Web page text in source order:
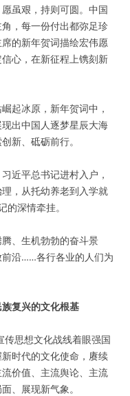
虽艰，持则可圆。中国
，每一份付出都弥足珍
的新年贺词描绘宏伟愿
心，在新征程上镌刻新
起冰原，新年贺词中，
出中国人逐梦星辰大海
新、砥砺前行。
近平总书记进村入户，
，从托幼养老到入学就
深情牵挂。
、生机勃勃的奋斗景
沿……各行各业的人们为
族复兴的文化根基
思想文化战线着眼强国
时代的文化使命，赓续
价值、主流舆论、主流
、展现新气象。